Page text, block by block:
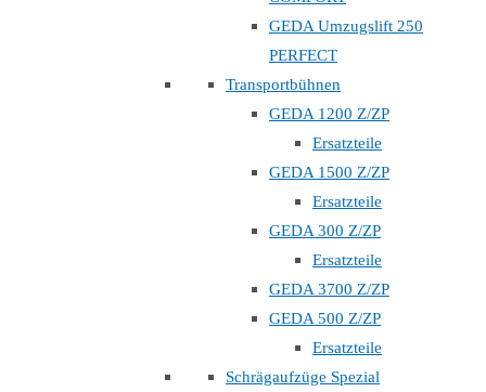
GEDA Umzugslift 250
PERFECT
Transportbühnen
GEDA 1200 Z/ZP
Ersatzteile
GEDA 1500 Z/ZP
Ersatzteile
GEDA 300 Z/ZP
Ersatzteile
GEDA 3700 Z/ZP
GEDA 500 Z/ZP
Ersatzteile
Schrägaufzüge Spezial